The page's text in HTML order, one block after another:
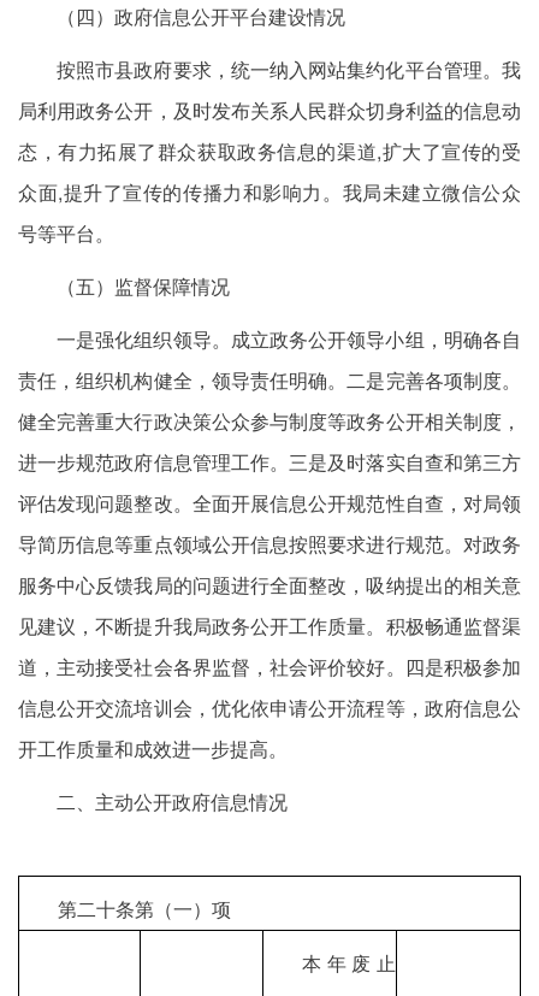
（四）政府信息公开平台建设情况
按照市县政府要求，统一纳入网站集约化平台管理。我
局利用政务公开，及时发布关系人民群众切身利益的信息动
态，有力拓展了群众获取政务信息的渠道,扩大了宣传的受
众面,提升了宣传的传播力和影响力。我局未建立微信公众
号等平台。
（五）监督保障情况
一是强化组织领导。成立政务公开领导小组，明确各自
责任，组织机构健全，领导责任明确。二是完善各项制度。
健全完善重大行政决策公众参与制度等政务公开相关制度，
进一步规范政府信息管理工作。三是及时落实自查和第三方
评估发现问题整改。全面开展信息公开规范性自查，对局领
导简历信息等重点领域公开信息按照要求进行规范。对政务
服务中心反馈我局的问题进行全面整改，吸纳提出的相关意
见建议，不断提升我局政务公开工作质量。积极畅通监督渠
道，主动接受社会各界监督，社会评价较好。四是积极参加
信息公开交流培训会，优化依申请公开流程等，政府信息公
开工作质量和成效进一步提高。
二、主动公开政府信息情况
第二十条第（一）项
本年废止